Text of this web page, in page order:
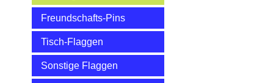
Freundschafts-Pins
Tisch-Flaggen
Sonstige Flaggen